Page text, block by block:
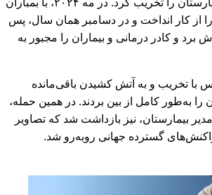
بخش‌های زیادی از بیمارستان را تخریب کرد. در مه ۲۰۲۴، با بمباران
را از کار انداخت و در دسامبر همان سال، پس
برد و کادر درمانی و بیماران را مجبور به
با تخریب و به آتش کشیدن باقی‌مانده
را به‌طور کامل از بین بردند. در همین حمله،
بیمارستان، نیز بازداشت شد که تصاویر
گسترده جهانی روبه‌رو شد.